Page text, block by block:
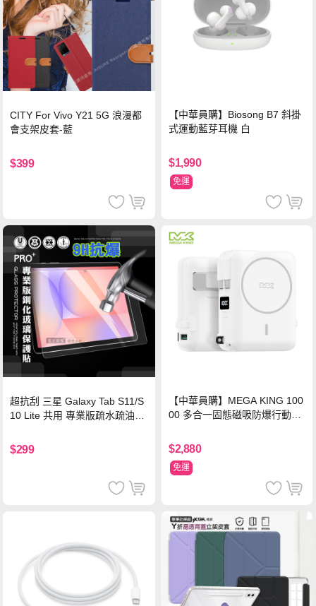
CITY For Vivo Y21 5G 浪漫都
會支架皮套-藍
$399
【中華員購】Biosong B7 斜掛
式運動藍芽耳機 白
$1,990
免運
超抗刮 三星 Galaxy Tab S11/S
10 Lite 共用 專業版疏水疏油9H
$299
【中華員購】MEGA KING 100
00 多合一固態磁吸防爆行動電
$2,880
免運